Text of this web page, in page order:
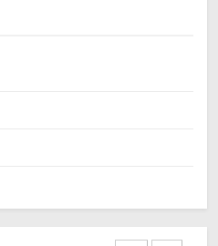
Makro 2026: Mengukur
Pergeseran Geopolitik